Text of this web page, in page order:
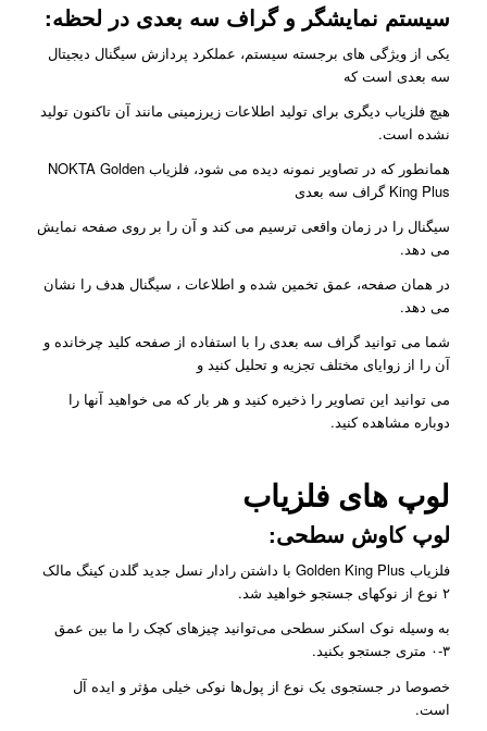
سیستم نمایشگر و گراف سه بعدی در لحظه:
یکی از ویژگی های برجسته سیستم، عملکرد پردازش سیگنال دیجیتال
سه بعدی است که
هیچ فلزیاب دیگری برای تولید اطلاعات زیرزمینی مانند آن تاکنون تولید
نشده است.
همانطور که در تصاویر نمونه دیده می شود، فلزیاب NOKTA Golden
King Plus گراف سه بعدی
سیگنال را در زمان واقعی ترسیم می کند و آن را بر روی صفحه نمایش
می دهد.
در همان صفحه، عمق تخمین شده و اطلاعات ، سیگنال هدف را نشان
می دهد.
شما می توانید گراف سه بعدی را با استفاده از صفحه کلید چرخانده و
آن را از زوایای مختلف تجزیه و تحلیل کنید و
می توانید این تصاویر را ذخیره کنید و هر بار که می خواهید آنها را
دوباره مشاهده کنید.
لوپ های فلزیاب
لوپ کاوش سطحی:
فلزیاب Golden King Plus با داشتن رادار نسل جدید گلدن کینگ مالک
۲ نوع از نوکهای جستجو خواهید شد.
به وسیله نوک اسکنر سطحی می‌توانید چیزهای کچک را ما بین عمق
۳-۰ متری جستجو بکنید.
خصوصا در جستجوی یک نوع از پول‌ها نوکی خیلی مؤثر و ایده آل
است.